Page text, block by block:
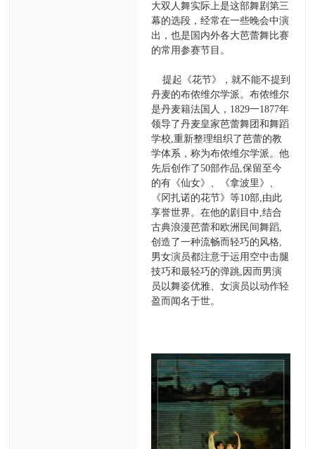
大双人舞实际上是这部舞剧第三
幕的选段，经常在一些晚会中演
出，也是国内外各大芭蕾舞比赛
的常用参赛节目。
提起《花节》，就不能不提到
丹麦的布侬维尔学派。布侬维尔
是丹麦籍法国人，1829一1877年
领导了丹麦皇家芭蕾舞团和舞蹈
学校,重新整理组织了芭蕾的教
学体系，称为布侬维尔学派。他
先后创作了50部作品,保留至今
的有《仙女》、《拿波里》、
《冈扎诺的花节》等10部,由此
享誉世界。在他的剧目中,结合
古典浪漫芭蕾和欧洲民间舞蹈,
创造了一种流畅而轻巧的风格,
男女演员都注意于运用空中击腿
技巧和最轻巧的弹跳,因而男演
员以舞姿优雅、女演员以动作轻
盈而闻名于世。